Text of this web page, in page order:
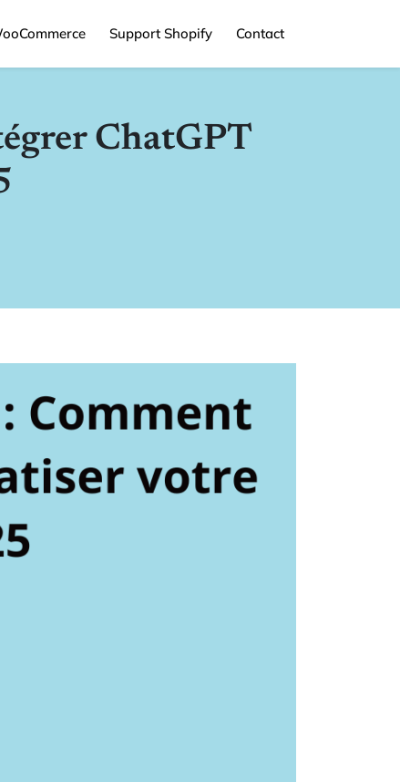
Support Shopify Contact
ChatGPT